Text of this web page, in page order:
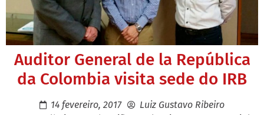
Auditor General de la República
da Colombia visita sede do IRB
14 fevereiro, 2017
Luiz Gustavo Ribeiro